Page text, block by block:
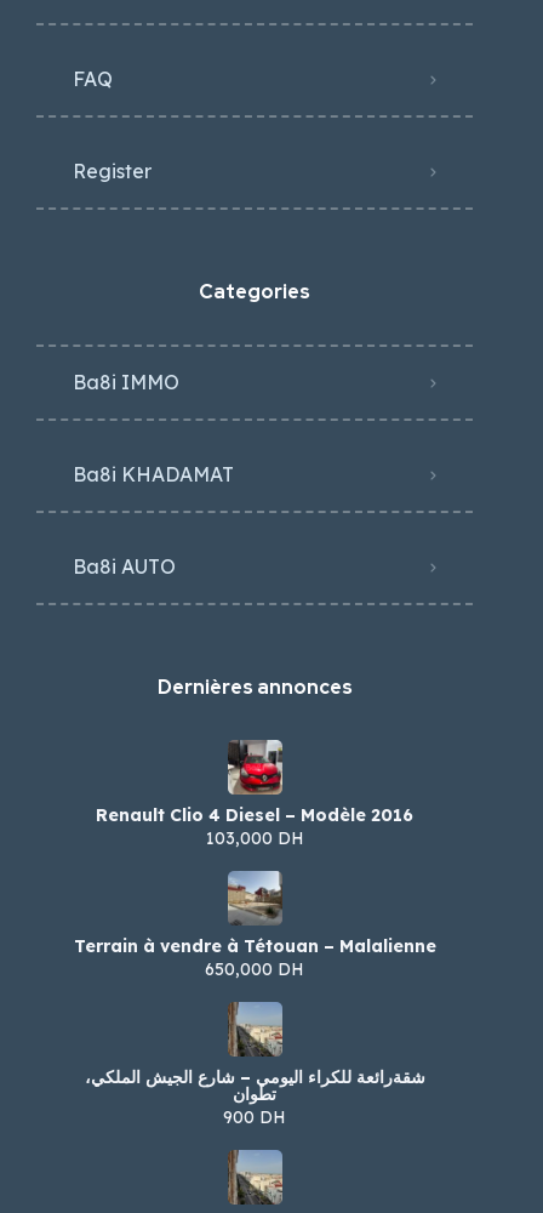
FAQ
Register
Categories
Ba8i IMMO
Ba8i KHADAMAT
Ba8i AUTO
Dernières annonces
Renault Clio 4 Diesel – Modèle 2016
103,000 DH
Terrain à vendre à Tétouan – Malalienne
650,000 DH
شقةرائعة للكراء اليومي – شارع الجيش الملكي،
تطوان
900 DH